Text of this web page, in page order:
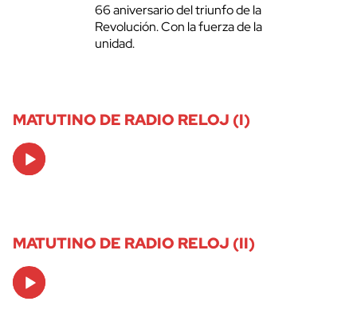
66 aniversario del triunfo de la
Revolución. Con la fuerza de la
unidad.
MATUTINO DE RADIO RELOJ (I)
Audio
Player
MATUTINO DE RADIO RELOJ (II)
Audio
Player